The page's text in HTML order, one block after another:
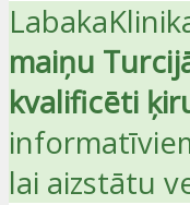
maiņu
kvalificēti
lai aizstātu